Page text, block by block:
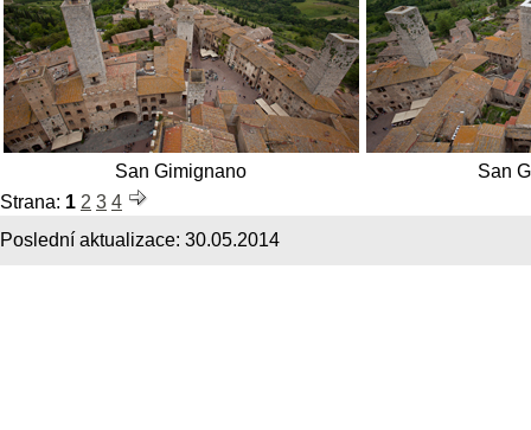
San Gimignano
San
Strana: 1 2 3 4
Poslední aktualizace: 30.05.2014